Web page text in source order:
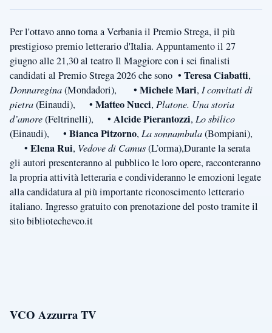
Per l'ottavo anno torna a Verbania il Premio Strega, il più
prestigioso premio letterario d'Italia. Appuntamento il 27
giugno alle 21,30 al teatro Il Maggiore con i sei finalisti
candidati al Premio Strega 2026 che sono • Teresa Ciabatti,
Donnaregina(Mondadori), • Michele Mari, I convitati di
pietra(Einaudi), • Matteo Nucci, Platone. Una storia
d’amore(Feltrinelli), • Alcide Pierantozzi, Lo sbilico
(Einaudi), • Bianca Pitzorno, La sonnambula(Bompiani),
• Elena Rui, Vedove di Camus(L’orma),Durante la serata
gli autori presenteranno al pubblico le loro opere, racconteranno
la propria attività letteraria e condivideranno le emozioni legate
alla candidatura al più importante riconoscimento letterario
italiano. Ingresso gratuito con prenotazione del posto tramite il
sito bibliotechevco.it
VCO Azzurra TV